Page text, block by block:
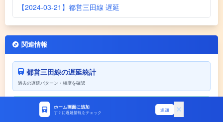
【2024-03-21】都営三田線 遅延
関連情報
都営三田線の遅延統計
過去の遅延パターン・頻度を確認
振替輸送の使い方
Suica/PASMO対応・振替ルート解説
ホーム画面に追加
すぐに遅延情報をチェック 追加